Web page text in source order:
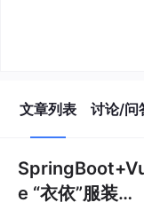
文章列表 讨论/问
e “衣依”服装销